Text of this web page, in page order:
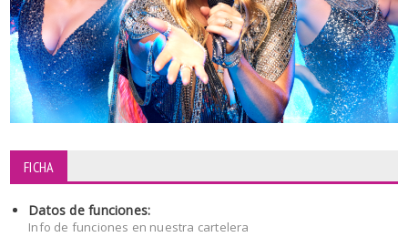
FICHA
Datos de funciones:
Info de funciones en nuestra cartelera